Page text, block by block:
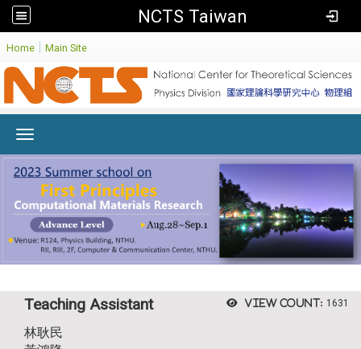
NCTS Taiwan
Home | Main Site
View count: 1631
Teaching Assistant
林耿民